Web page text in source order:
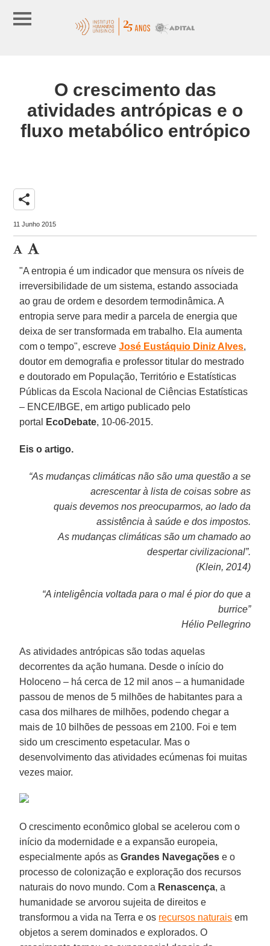
O crescimento das
atividades antrópicas e o
fluxo metabólico entrópico
share
11 Junho 2015
"A entropia é um indicador que mensura os níveis de
irreversibilidade de um sistema, estando associada
ao grau de ordem e desordem termodinâmica. A
entropia serve para medir a parcela de energia que
deixa de ser transformada em trabalho. Ela aumenta
com o tempo", escreveJosé Eustáquio Diniz Alves,
doutor em demografia e professor titular do mestrado
e doutorado em População, Território e Estatísticas
Públicas da Escola Nacional de Ciências Estatísticas
– ENCE/IBGE, em artigo publicado pelo
portal
EcoDebate, 10-06-2015.
Eis o artigo.
“As mudanças climáticas não são uma questão a se
acrescentar à lista de coisas sobre as
quais devemos nos preocuparmos, ao lado da
assistência à saúde e dos impostos.
As mudanças climáticas são um chamado ao
despertar civilizacional”.
(Klein, 2014)
“A inteligência voltada para o mal é pior do que a
burrice”
Hélio Pellegrino
As atividades antrópicas são todas aquelas
decorrentes da ação humana. Desde o início do
Holoceno – há cerca de 12 mil anos – a humanidade
passou de menos de 5 milhões de habitantes para a
casa dos milhares de milhões, podendo chegar a
mais de 10 bilhões de pessoas em 2100. Foi e tem
sido um crescimento espetacular. Mas o
desenvolvimento das atividades ecúmenas foi muitas
vezes maior.
O crescimento econômico global se acelerou com o
início da modernidade e a expansão europeia,
especialmente após asGrandes Navegações e o
processo de colonização e exploração dos recursos
naturais do novo mundo. Com a Renascença, a
humanidade se arvorou sujeita de direitos e
transformou a vida na Terra e os recursos naturais em
objetos a serem dominados e explorados. O